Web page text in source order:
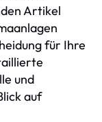
Artikel
für Ihre
und
auf